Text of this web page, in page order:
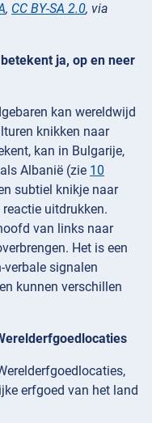
, CC BY-SA 2.0, via
ja, op en neer
kan wereldwijd
knikken naar
kan in Bulgarije,
Albanië (zie 10
subtiel knikje naar
uitdrukken.
van links naar
Het is een
signalen
kunnen verschillen
erfgoed van het land